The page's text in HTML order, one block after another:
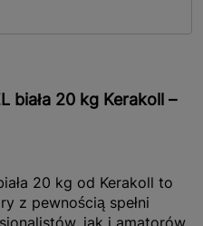
biała 20 kg Kerakoll –
20 kg od Kerakoll to
z pewnością spełni
jak i amatorów